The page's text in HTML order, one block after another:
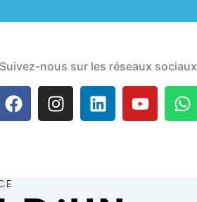
Suivez-nous sur les réseaux sociaux